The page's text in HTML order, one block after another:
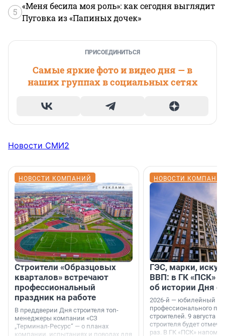
5
«Меня бесила моя роль»: как сегодня выглядит
Пуговка из «Папиных дочек»
ПРИСОЕДИНИТЬСЯ
Самые яркие фото и видео дня — в
наших группах в социальных сетях
Новости СМИ2
НОВОСТИ КОМПАНИЙ
Строители «Образцовых
кварталов» встречают
профессиональный
праздник на работе
В преддверии Дня строителя топ-
менеджеры компании «СЗ
„Терминал-Ресурс“ — о планах
компании, испытаниях и поводах для
НОВОСТИ
ГЭС, марки,
ВВП: в ГК «ПСК»
об истории Дня
2026-й — юбилейный
профессионального
строителей. 9 августа
строителя будет
раз. В ГК «ПСК»